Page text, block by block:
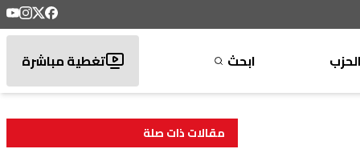
الحزب ابحث تغطية مباشرة
مقالات ذات صلة